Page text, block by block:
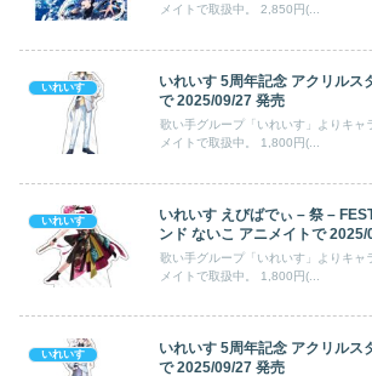
メイトで取扱中。 2,850円(...
いれいす
いれいす 5周年記念 アクリルス
で 2025/09/27 発売
歌い手グループ「いれいす」よりキャ
メイトで取扱中。 1,800円(...
いれいす
いれいす えびばでぃ – 祭 –
ンド ないこ アニメイトで 2025/
歌い手グループ「いれいす」よりキャ
メイトで取扱中。 1,800円(...
いれいす
いれいす 5周年記念 アクリルス
で 2025/09/27 発売